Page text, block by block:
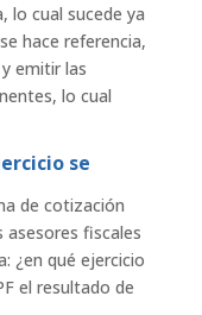
lo cual sucede ya
hace referencia,
emitir las
lo cual
se
de cotización
fiscales
¿en qué ejercicio
el resultado de